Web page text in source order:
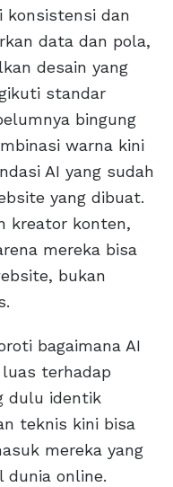
konsistensi dan
data dan pola,
desain yang
standar
bingung
warna kini
AI yang sudah
yang dibuat.
kreator konten,
mereka bisa
bukan
bagaimana AI
terhadap
dulu identik
teknis kini bisa
mereka yang
dunia online.